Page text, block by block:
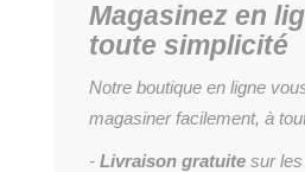
Magasinez en
toute simplicité
Notre boutique en ligne
magasiner facilement, à
- Livraison gratuitesur les